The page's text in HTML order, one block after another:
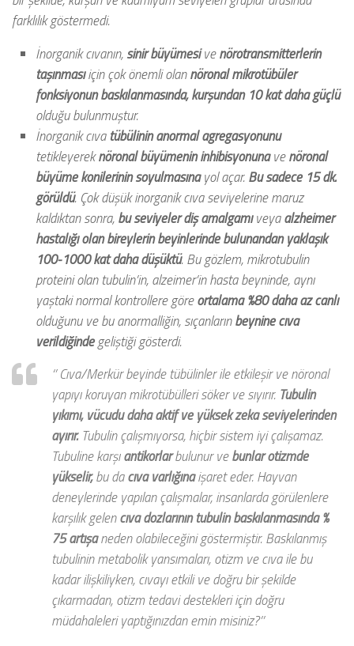
farklılık göstermedi.
İnorganik cıvanın, sinir büyümesivenörotransmitterlerin
taşınmasıiçin çok önemli olannöronal mikrotübüler
fonksiyonun baskılanmasında, kurşundan 10 kat daha güçlü
olduğu bulunmuştur.
İnorganik cıva tübülinin anormal agregasyonunu
tetikleyereknöronal büyümenin inhibisyonunavenöronal
büyüme konilerinin soyulmasınayol açar. Bu sadece 15 dk.
görüldü. Çok düşük inorganik cıva seviyelerine maruz
kaldıktan sonra, bu seviyeler diş amalgamıveyaalzheimer
hastalığı olan bireylerin beyinlerinde bulunandan yaklaşık
100-1000 kat daha düşüktü. Bu gözlem, mikrotubulin
proteini olan tubulin’in, alzeimer’in hasta beyninde, aynı
yaştaki normal kontrollere göreortalama %80 daha az canlı
olduğunu ve bu anormalliğin, sıçanlarınbeynine cıva
verildiğindegeliştiği gösterdi.
‘’ Cıva/Merkür beyinde tübülinler ile etkileşir ve nöronal
yapıyı koruyan mikrotübülleri söker ve sıyırır. Tubulin
yıkımı, vücudu daha aktif ve yüksek zeka seviyelerinden
ayırır.Tubulin çalışmıyorsa, hiçbir sistem iyi çalışamaz.
Tubuline karşıantikorlarbulunur vebunlar otizmde
yükselir,bu dacıva varlığınaişaret eder. Hayvan
deneylerinde yapılan çalışmalar, insanlarda görülenlere
karşılık gelencıva dozlarının tubulin baskılanmasında %
75 artışaneden olabileceğini göstermiştir. Baskılanmış
tubulinin metabolik yansımaları, otizm ve cıva ile bu
kadar ilişkiliyken, cıvayı etkili ve doğru bir şekilde
çıkarmadan, otizm tedavi destekleri için doğru
müdahaleleri yaptığınızdan emin misiniz?’’